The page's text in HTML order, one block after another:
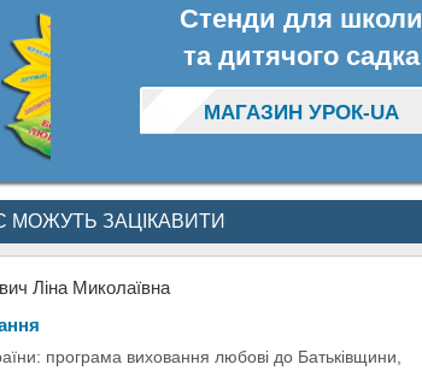
Стенди для школи
та дитячого садка
МАГАЗИН УРОК-UA
МОЖУТЬ ЗАЦІКАВИТИ
Ліна Миколаївна
програма виховання любові до Батьківщини,